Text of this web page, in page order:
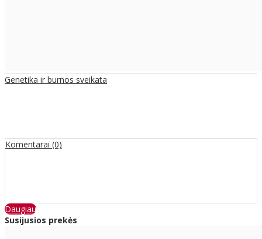
Genetika ir burnos sveikata
Komentarai (0)
Daugiau
Susijusios prekės